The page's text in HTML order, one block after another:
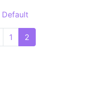
Default
1 2